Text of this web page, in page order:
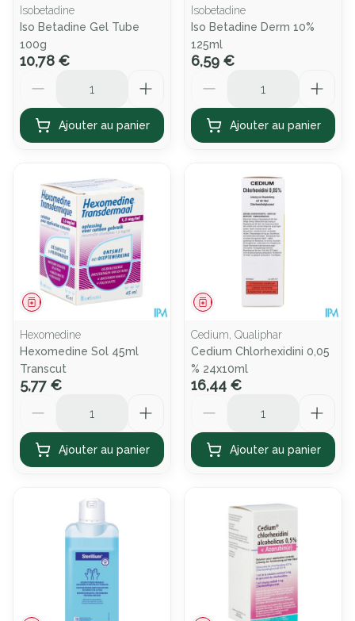
Isobetadine
Iso Betadine Gel Tube
100g
10,78 €
Ajouter au panier
Isobetadine
Iso Betadine Derm 10%
125ml
6,59 €
Ajouter au panier
Médicament
Hexomedine
Hexomedine Sol 45ml
Transcut
5,77 €
Ajouter au panier
Médicament
Cedium, Qualiphar
Cedium Chlorhexidini 0,05
% 24x10ml
16,44 €
Ajouter au panier